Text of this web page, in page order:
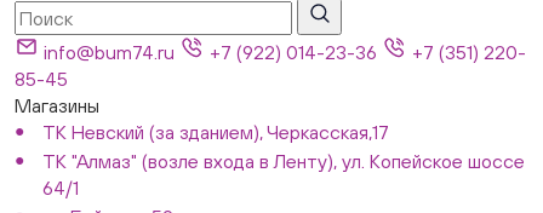
info@bum74.ru +7 (922) 014-23-36
+7 (351) 220-
85-45
Магазины
ТК Невский (за зданием), Черкасская,17
ТК "Алмаз" (возле входа в Ленту), ул. Копейское шоссе
64/1